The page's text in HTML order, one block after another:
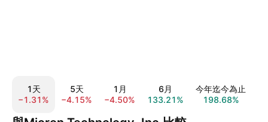
1天
−1.31%
5天
−4.15%
1月
−4.50%
6月
133.21%
今年迄今為止
198.68%